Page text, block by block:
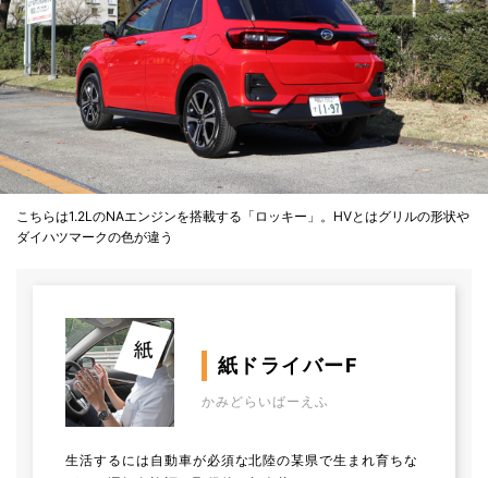
こちらは1.2LのNAエンジンを搭載する「ロッキー」。HVとはグリルの形状や
ダイハツマークの色が違う
紙ドライバーF
かみどらいばーえふ
生活するには自動車が必須な北陸の某県で生まれ育ちな